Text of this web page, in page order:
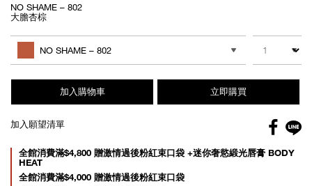
NO SHAME – 802
大膽杏棕
to
cart
Actions
其他色系
NO SHAME – 802
數量
加入購物車 立即購買
加入願望清單
Promotions
全館消費滿$4,800 贈激情過後粉紅束口袋 +迷你奢慾緞光唇膏 BODY
HEAT
全館消費滿$4,000 贈激情過後粉紅束口袋